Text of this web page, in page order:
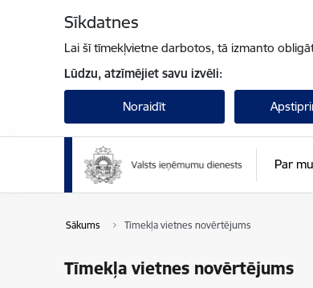
Sīkdatnes
Lai šī tīmekļvietne darbotos, tā izmanto
Lūdzu, atzīmējiet savu izvēli:
Noraidīt
Par
Sākums Tīmekļa vietnes novērtējums
Tīmekļa vietnes novērtējums